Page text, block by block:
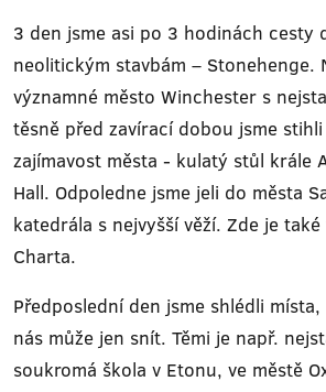
3 den jsme asi po 3 hodinách cesty
neolitickým stavbám – Stonehenge.
významné město Winchester s
těsně před zavírací dobou jsme
zajímavost města - kulatý stůl krále
Hall. Odpoledne jsme jeli do města
katedrála s nejvyšší věží. Zde je
Charta.
Předposlední den jsme shlédli
nás může jen snít. Těmi je např.
soukromá škola v Etonu, ve městě